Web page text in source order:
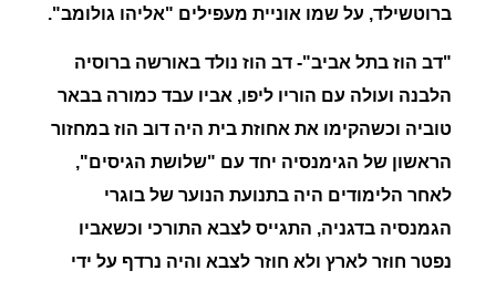
ברוטשילד, על שמו אוניית מעפילים "אליהו גולומב".
"דב הוז בתל אביב"- דב הוז נולד באורשה ברוסיה
הלבנה ועולה עם הוריו ליפו, אביו עבד כמורה בבאר
טוביה וכשהקימו את אחוזת בית היה דוב הוז במחזור
הראשון של הגימנסיה יחד עם "שלושת הגיסים",
לאחר הלימודים היה בתנועת הנוער של בוגרי
הגמנסיה בדגניה, התגייס לצבא התורכי וכשאביו
נפטר חוזר לארץ ולא חוזר לצבא והיה נרדף על ידי